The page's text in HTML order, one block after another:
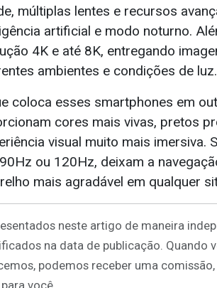
múltiplas lentes e recursos
artificial e modo noturno.
4K e até 8K, entregando
ambientes e condições de luz.
coloca esses smartphones em
cores mais vivas, pretos
visual muito mais imersiva.
ou 120Hz, deixam a
mais agradável em qualquer
neste artigo de maneira
na data de publicação. Quando
podemos receber uma